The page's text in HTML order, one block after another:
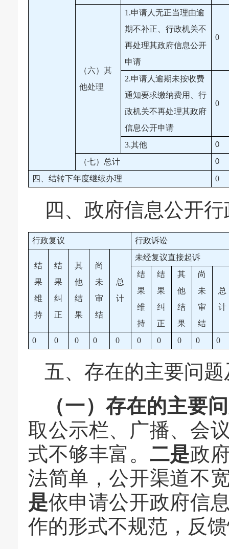
（六）其
他处理
1.申请人无正当理由逾
期不补正、行政机关不
再处理其政府信息公开
申请
0
2.申请人逾期未按收费
通知要求缴纳费用、行
政机关不再处理其政府
信息公开申请
0
3.其他 0
（七）总计 0
四、结转下年度继续办理 0
四、政府信息公开
行政复议 行政诉讼
结
果
维
持
结
果
纠
正
其
他
结
果
尚
未
审
结
总
计
未经复议直接起诉
结
果
维
持
结
果
纠
正
其
他
结
果
尚
未
审
结
总
计
0 0 0 0 0 0 0 0 0 0
五、存在的主要问
（一）存在的主要
取公示栏、广播、会
式不够丰富。 二是政
法简单，公开渠道不
是依申请公开政府信
作的形式不规范，反